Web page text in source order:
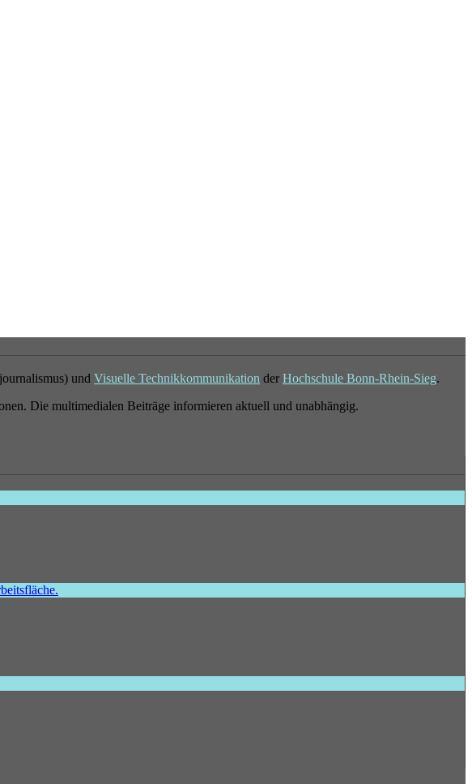
und Visuelle Technikkommunikation der Hochschule Bonn-Rhein-Sieg.
Die multimedialen Beiträge informieren aktuell und unabhängig.